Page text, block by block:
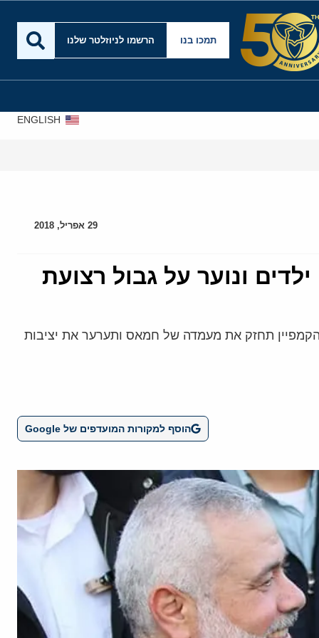
תמכו בנו הרשמו לניוזלטר שלנו
ENGLISH
29 אפריל, 2018
ונוער על גבול רצועת
תחזק את מעמדה של חמאס ותערער את יציבות
הוסף למקורות המועדפים של Google